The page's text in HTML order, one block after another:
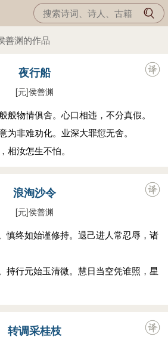
善渊的作品
夜行船
[元]侯善渊
般物情俱舍。心口相违，不分真假。
为非难劝化。业深大罪愆无舍。
相汝怎生不怕。
浪淘沙令
[元]侯善渊
慎终如始谨修持。退己进人常忍辱，诸
持行元始玉清微。慧日当空凭谁照，星
转调采桂枝